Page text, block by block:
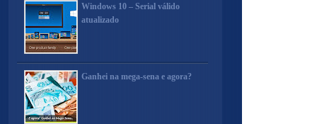
Windows 10 – Serial válido
atualizado
Ganhei na mega-sena e agora?